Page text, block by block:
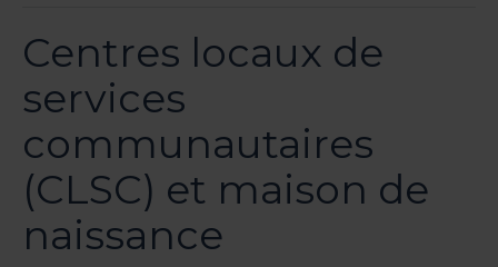
Centres locaux de
services
communautaires
(CLSC) et maison de
naissance